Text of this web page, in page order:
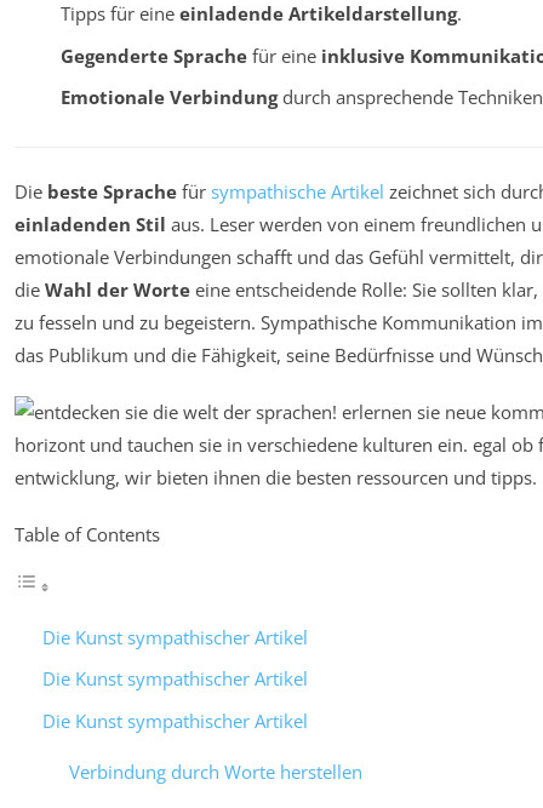
Tipps für eine einladende Artikeldarstellung.
Gegenderte Sprachefür eine inklusive
Emotionale Verbindungdurch ansprechende
Die beste Sprache für sympathische Artikel zeichnet sich
einladenden Stil aus. Leser werden von einem freundlichen
emotionale Verbindungen schafft und das Gefühl vermittelt,
die Wahl der Worte eine entscheidende Rolle: Sie sollten
zu fesseln und zu begeistern. Sympathische Kommunikation
das Publikum und die Fähigkeit, seine Bedürfnisse und
Table of Contents
Die Kunst sympathischer Artikel
Die Kunst sympathischer Artikel
Die Kunst sympathischer Artikel
Verbindung durch Worte herstellen